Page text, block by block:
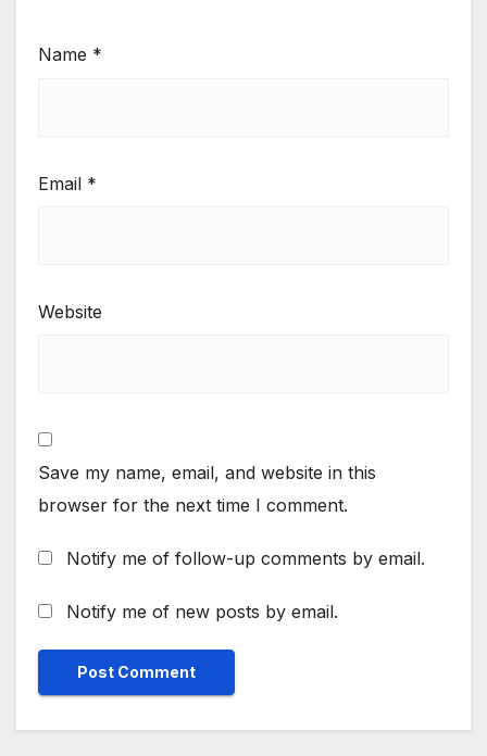
Name *
Email *
Website
Save my name, email, and website in this
browser for the next time I comment.
Notify me of follow-up comments by email.
Notify me of new posts by email.